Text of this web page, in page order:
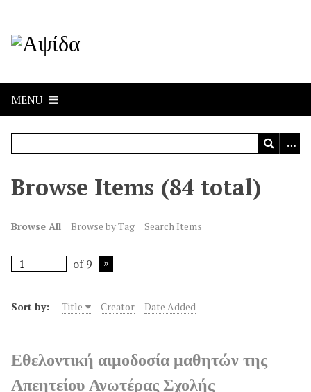
MENU
Browse Items (84 total)
Browse All Browse by Tag Search Items
of 9
Sort by: Title Creator Date Added
Εθελοντική αιμοδοσία μαθητών της
Απεητείου Ανωτέρας Σχολής